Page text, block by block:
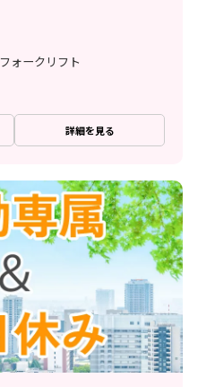
ォークリフト
詳細を見る